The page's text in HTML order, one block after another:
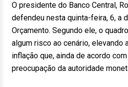
O presidente do Banco Central,
defendeu nesta quinta-feira, 6, a
Orçamento. Segundo ele, o
algum risco ao cenário, elevando
inflação que, ainda de acordo
preocupação da autoridade